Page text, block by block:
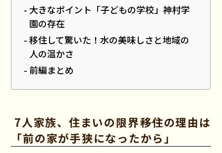
大きなポイント「子どもの学校」――神村学
園の存在
移住して驚いた！水の美味しさと地域の
人の温かさ
前編まとめ
7人家族、住まいの限界――移住の理由は
「前の家が手狭になったから」